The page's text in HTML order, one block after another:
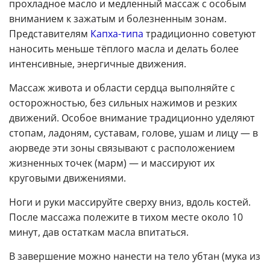
прохладное масло и медленный массаж с особым
вниманием к зажатым и болезненным зонам.
Представителям Капха-типа традиционно советуют
наносить меньше тёплого масла и делать более
интенсивные, энергичные движения.
Массаж живота и области сердца выполняйте с
осторожностью, без сильных нажимов и резких
движений. Особое внимание традиционно уделяют
стопам, ладоням, суставам, голове, ушам и лицу — в
аюрведе эти зоны связывают с расположением
жизненных точек (марм) — и массируют их
круговыми движениями.
Ноги и руки массируйте сверху вниз, вдоль костей.
После массажа полежите в тихом месте около 10
минут, дав остаткам масла впитаться.
В завершение можно нанести на тело убтан (мука из